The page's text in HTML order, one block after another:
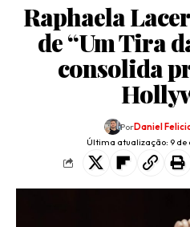
Raphaela
de “Um Tira
consolida
Última atualização: 9 de
PorDaniel